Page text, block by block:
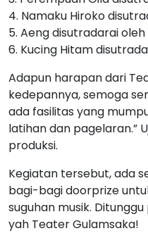
4. Namaku Hiroko
5. Aeng disutradarai
6. Kucing Hitam
Adapun harapan dari
kedepannya, semoga
ada fasilitas yang
latihan dan pagelaran.”
produksi.
Kegiatan tersebut, ada
bagi-bagi doorprize
suguhan musik.
yah Teater Gulamsaka!